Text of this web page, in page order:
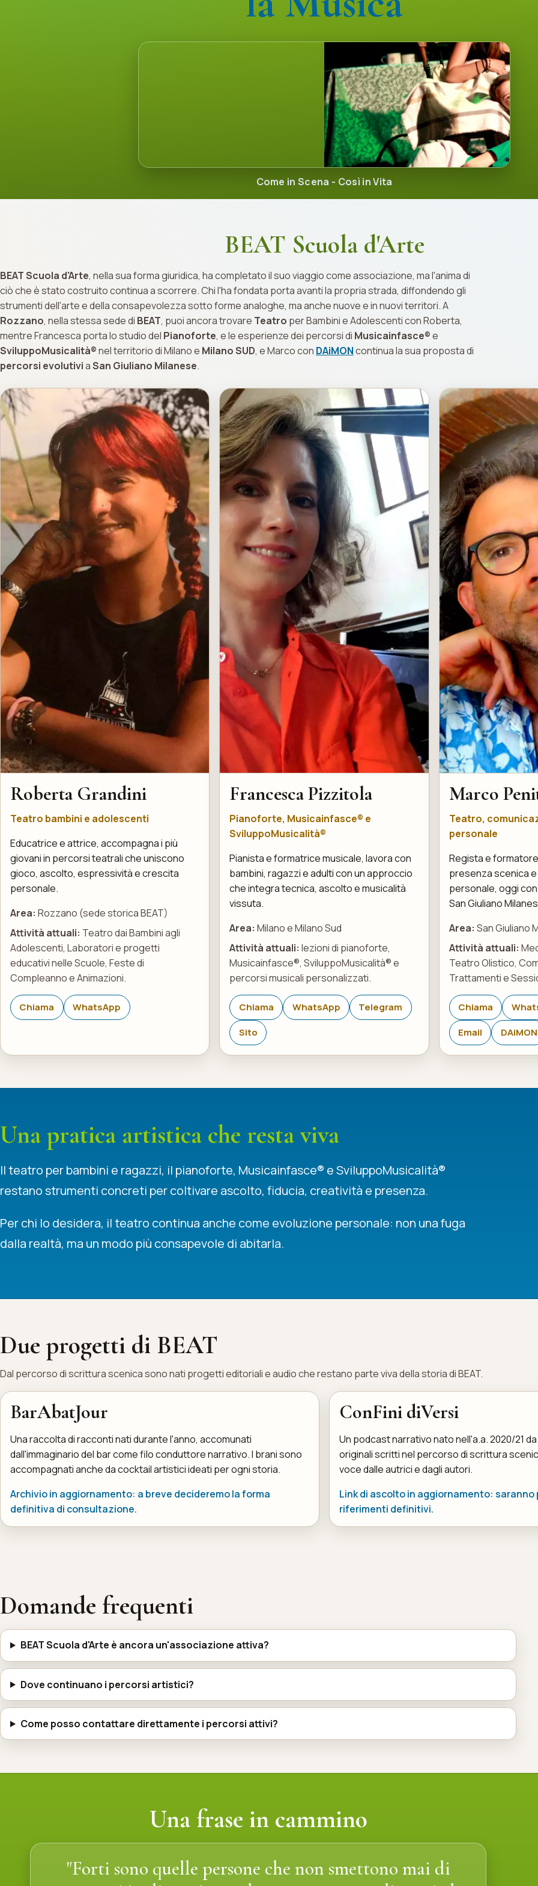
Come in Scena - Così in Vita
BEAT Scuola d'Arte
BEAT Scuola d'Arte, nella sua forma giuridica, ha completato il suo viaggio come associazione, ma l'anima di
ciò che è stato costruito continua a scorrere. Chi l'ha fondata porta avanti la propria strada, diffondendo gli
strumenti dell'arte e della consapevolezza sotto forme analoghe, ma anche nuove e in nuovi territori. A
Rozzano, nella stessa sede di BEAT, puoi ancora trovare Teatro per Bambini e Adolescenti con Roberta,
mentre Francesca porta lo studio del Pianoforte, e le esperienze dei percorsi di Musicainfasce®e
SviluppoMusicalità®nel territorio di Milano e Milano SUD, e Marco con DAiMONcontinua la sua proposta di
percorsi evolutiviaSan Giuliano Milanese.
Roberta Grandini
Teatro bambini e adolescenti
Educatrice e attrice, accompagna i più
giovani in percorsi teatrali che uniscono
gioco, ascolto, espressività e crescita
personale.
Area: Rozzano (sede storica BEAT)
Attività attuali: Teatro dai Bambini agli
Adolescenti, Laboratori e progetti
educativi nelle Scuole, Feste di
Compleanno e Animazioni.
Chiama WhatsApp
Francesca Pizzitola
Pianoforte, Musicainfasce® e
SviluppoMusicalità®
Pianista e formatrice musicale, lavora con
bambini, ragazzi e adulti con un approccio
che integra tecnica, ascolto e musicalità
vissuta.
Area: Milano e Milano Sud
Attività attuali: lezioni di pianoforte,
Musicainfasce®, SviluppoMusicalità® e
percorsi musicali personalizzati.
Chiama WhatsApp
Telegram
Sito
Marco
Teatro,
personale
Regista e
presenza scenica
personale, oggi
San Giuliano
Area: San Giuliano
Attività attuali:
Teatro Olistico,
Trattamenti e
Chiama
Email
DAiMON
Una pratica artistica che resta viva
Il teatro per bambini e ragazzi, il pianoforte, Musicainfasce® e SviluppoMusicalità®
restano strumenti concreti per coltivare ascolto, fiducia, creatività e presenza.
Per chi lo desidera, il teatro continua anche come evoluzione personale: non una fuga
dalla realtà, ma un modo più consapevole di abitarla.
Due progetti di BEAT
Dal percorso di scrittura scenica sono nati progetti editoriali e audio che restano parte viva della storia di BEAT.
BarAbatJour
Una raccolta di racconti nati durante l'anno, accomunati
dall'immaginario del bar come filo conduttore narrativo. I brani sono
accompagnati anche da cocktail artistici ideati per ogni storia.
Archivio in aggiornamento: a breve decideremo la forma
definitiva di consultazione.
ConFini diVersi
Un podcast narrativo nato nell'a.a. 2020/21
originali scritti nel percorso di scrittura
voce dalle autrici e dagli autori.
Link di ascolto in aggiornamento: saranno
riferimenti definitivi.
Domande frequenti
BEAT Scuola d'Arte è ancora un'associazione attiva?
Dove continuano i percorsi artistici?
Come posso contattare direttamente i percorsi attivi?
Una frase in cammino
"Forti sono quelle persone che non smettono mai di